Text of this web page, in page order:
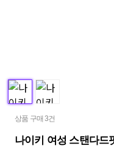
상품 구매 3건
나이키 여성 스탠다드